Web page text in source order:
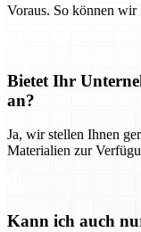
Voraus. So können wir
Bietet Ihr
an?
Ja, wir stellen Ihnen
Materialien zur
Kann ich auch